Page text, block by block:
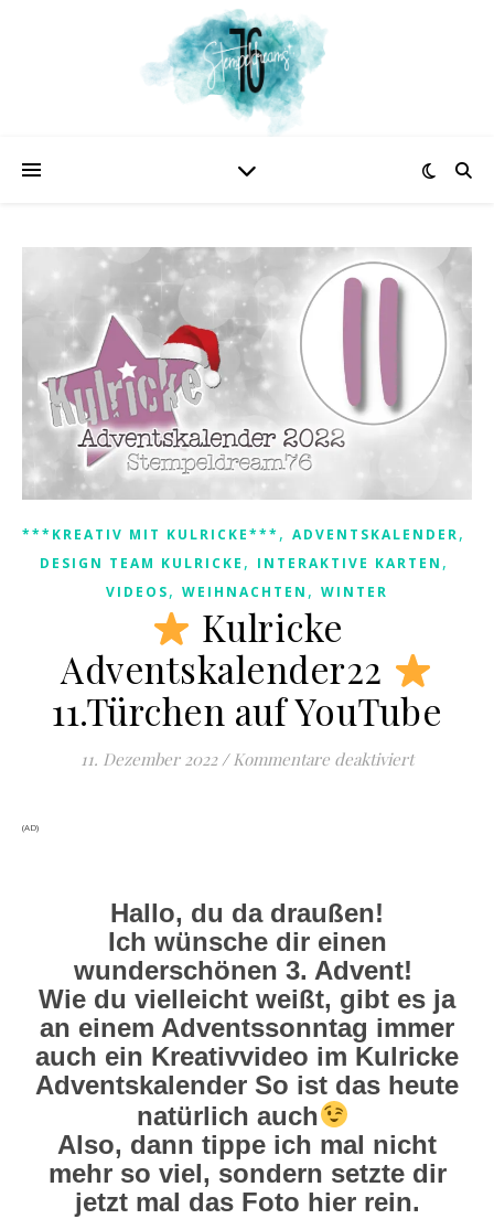
***KREATIV MIT KULRICKE***, ADVENTSKALENDER,
DESIGN TEAM KULRICKE , INTERAKTIVE KARTEN ,
VIDEOS, WEIHNACHTEN , WINTER
Kulricke
Adventskalender22
11.Türchen auf YouTube
11. Dezember 2022 / Kommentare deaktiviertfür
(AD)
Hallo, du da draußen!
Ich wünsche dir einen
wunderschönen 3. Advent!
Wie du vielleicht weißt, gibt es ja
an einem Adventssonntag immer
auch ein Kreativvideo im Kulricke
Adventskalender So ist das heute
natürlich auch
Also, dann tippe ich mal nicht
mehr so viel, sondern setzte dir
jetzt mal das Foto hier rein.